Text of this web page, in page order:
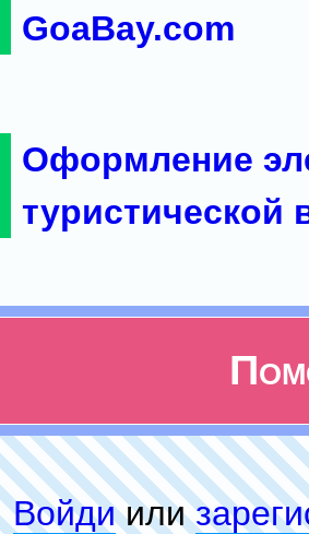
GoaBay.com
Оформление
Войдиили